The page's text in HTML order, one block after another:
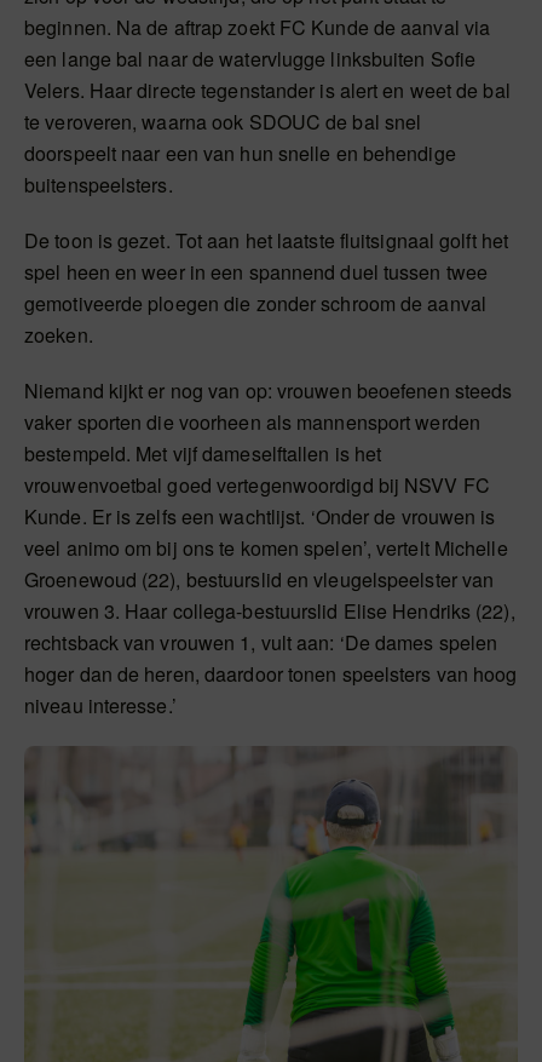
beginnen. Na de aftrap zoekt FC Kunde de aanval via
een lange bal naar de watervlugge linksbuiten Sofie
Velers. Haar directe tegenstander is alert en weet de bal
te veroveren, waarna ook SDOUC de bal snel
doorspeelt naar een van hun snelle en behendige
buitenspeelsters.
De toon is gezet. Tot aan het laatste fluitsignaal golft het
spel heen en weer in een spannend duel tussen twee
gemotiveerde ploegen die zonder schroom de aanval
zoeken.
Niemand kijkt er nog van op: vrouwen beoefenen steeds
vaker sporten die voorheen als mannensport werden
bestempeld. Met vijf dameselftallen is het
vrouwenvoetbal goed vertegenwoordigd bij NSVV FC
Kunde. Er is zelfs een wachtlijst. ‘Onder de vrouwen is
veel animo om bij ons te komen spelen’, vertelt Michelle
Groenewoud (22), bestuurslid en vleugelspeelster van
vrouwen 3. Haar collega-bestuurslid Elise Hendriks (22),
rechtsback van vrouwen 1, vult aan: ‘De dames spelen
hoger dan de heren, daardoor tonen speelsters van hoog
niveau interesse.’